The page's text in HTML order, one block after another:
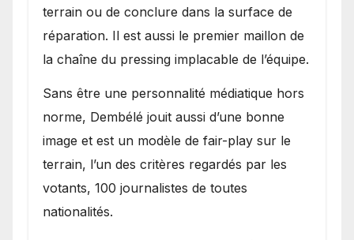
terrain ou de conclure dans la surface de
réparation. Il est aussi le premier maillon de
la chaîne du pressing implacable de l’équipe.
Sans être une personnalité médiatique hors
norme, Dembélé jouit aussi d’une bonne
image et est un modèle de fair-play sur le
terrain, l’un des critères regardés par les
votants, 100 journalistes de toutes
nationalités.